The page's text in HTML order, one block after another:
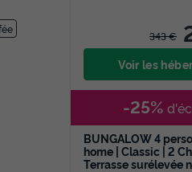
343 €
Voir les
BUNGALOW 4
home | Classic | 2
Terrasse surélevée
-25%